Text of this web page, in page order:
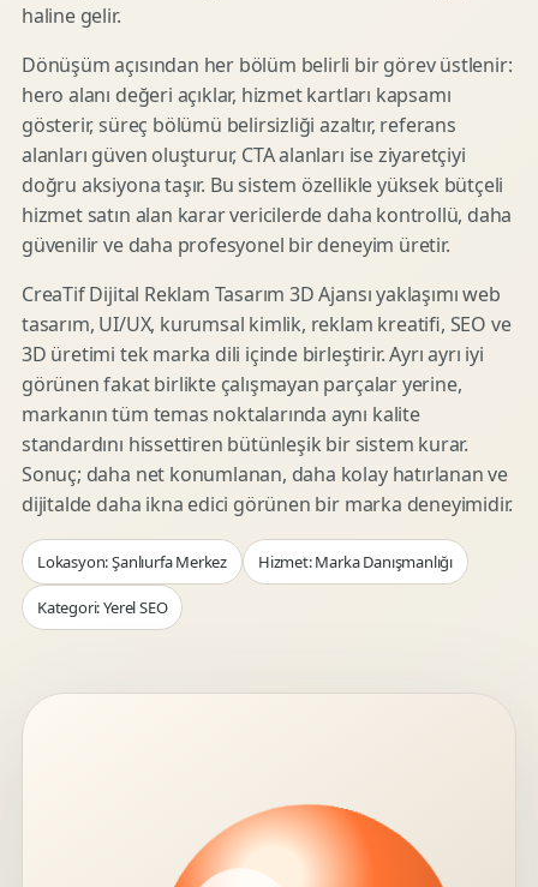
haline gelir.
Dönüşüm açısından her bölüm belirli bir görev üstlenir:
hero alanı değeri açıklar, hizmet kartları kapsamı
gösterir, süreç bölümü belirsizliği azaltır, referans
alanları güven oluşturur, CTA alanları ise ziyaretçiyi
doğru aksiyona taşır. Bu sistem özellikle yüksek bütçeli
hizmet satın alan karar vericilerde daha kontrollü, daha
güvenilir ve daha profesyonel bir deneyim üretir.
CreaTif Dijital Reklam Tasarım 3D Ajansı yaklaşımı web
tasarım, UI/UX, kurumsal kimlik, reklam kreatifi, SEO ve
3D üretimi tek marka dili içinde birleştirir. Ayrı ayrı iyi
görünen fakat birlikte çalışmayan parçalar yerine,
markanın tüm temas noktalarında aynı kalite
standardını hissettiren bütünleşik bir sistem kurar.
Sonuç; daha net konumlanan, daha kolay hatırlanan ve
dijitalde daha ikna edici görünen bir marka deneyimidir.
Lokasyon: Şanlıurfa Merkez Hizmet: Marka Danışmanlığı
Kategori: Yerel SEO